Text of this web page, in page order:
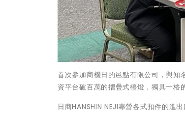
首次參加商機日的邑點有限公司，與知
資平台破百萬的摺疊式檯燈，獨具一格
日商HANSHIN NEJI專營各式扣件的進